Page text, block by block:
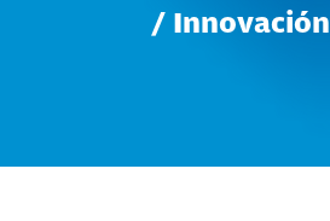
/ Innovación